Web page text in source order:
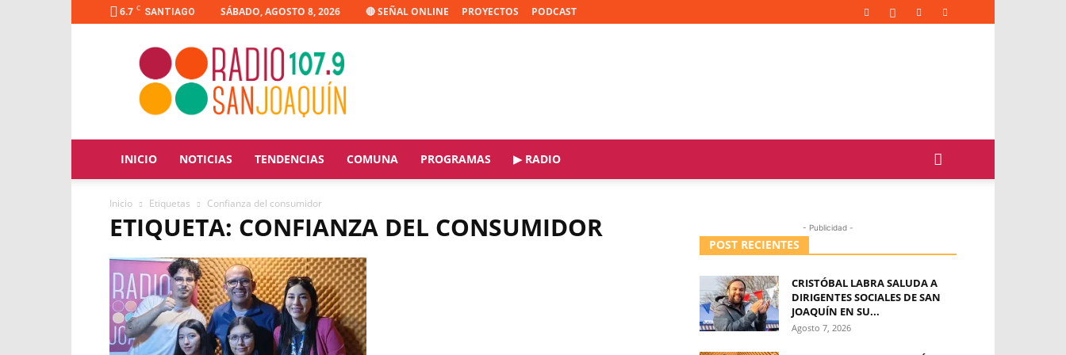
6.7 C SANTIAGO SÁBADO, AGOSTO 8, 2026 🔴 SEÑAL ONLINE PROYECTOS PODCAST
Radio
Joaquín
INICIO NOTICIAS TENDENCIAS COMUNA PROGRAMAS ▶ RADIO
Inicio Etiquetas Confianza del consumidor
ETIQUETA: CONFIANZA DEL CONSUMIDOR - Publicidad -
POST RECIENTES
CRISTÓBAL LABRA SALUDA A
DIRIGENTES SOCIALES DE SAN
JOAQUÍN EN SU...
Agosto 7, 2026